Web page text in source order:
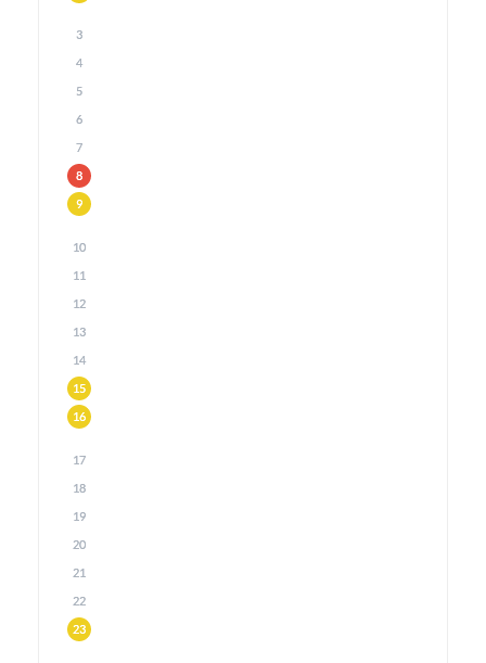
3
4
5
6
7
8
9
10
11
12
13
14
15
16
17
18
19
20
21
22
23